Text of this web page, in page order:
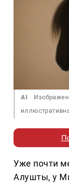
AI
Уже почти
Алушты, у